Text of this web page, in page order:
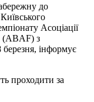
до
Асоціації
(ABAF) з
інформує
проходити за